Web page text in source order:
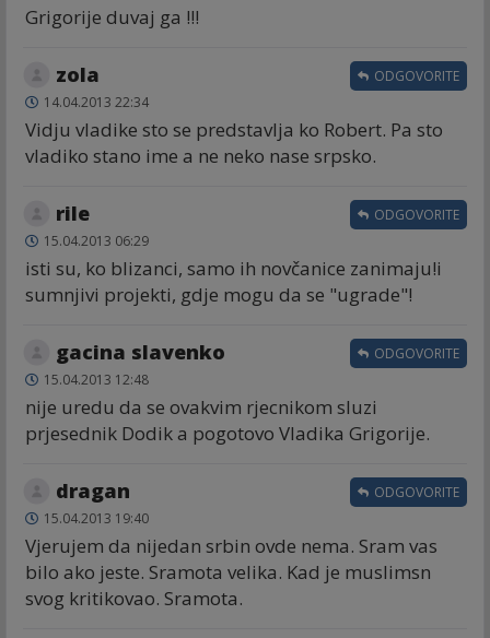
Grigorije duvaj ga !!!
zola
14.04.2013 22:34
Vidju vladike sto se predstavlja ko Robert. Pa sto
vladiko stano ime a ne neko nase srpsko.
ODGOVORITE
rile
15.04.2013 06:29
isti su, ko blizanci, samo ih novčanice zanimaju!i
sumnjivi projekti, gdje mogu da se "ugrade"!
ODGOVORITE
gacina slavenko
15.04.2013 12:48
nije uredu da se ovakvim rjecnikom sluzi
prjesednik Dodik a pogotovo Vladika Grigorije.
ODGOVORITE
dragan
15.04.2013 19:40
Vjerujem da nijedan srbin ovde nema. Sram vas
bilo ako jeste. Sramota velika. Kad je muslimsn
svog kritikovao. Sramota.
ODGOVORITE